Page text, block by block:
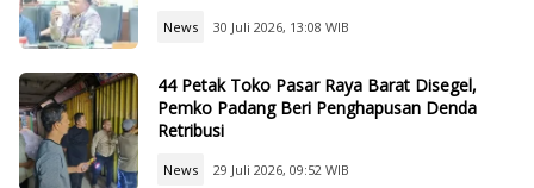
News 30 Juli 2026, 13:08 WIB
44 Petak Toko Pasar Raya Barat Disegel,
Pemko Padang Beri Penghapusan Denda
Retribusi
News 29 Juli 2026, 09:52 WIB